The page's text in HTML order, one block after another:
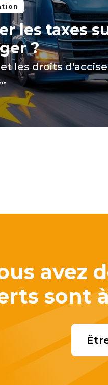
les taxes
?
les droits
avez
sont